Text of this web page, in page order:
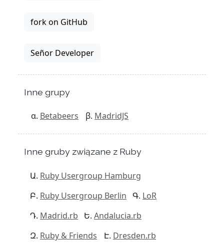
fork on GitHub
Señor Developer
Inne grupy
Betabeers MadridJS
Inne gruby związane z Ruby
Ruby Usergroup Hamburg
Ruby Usergroup Berlin
LoR
Madrid.rb
Andalucia.rb
Ruby & Friends
Dresden.rb